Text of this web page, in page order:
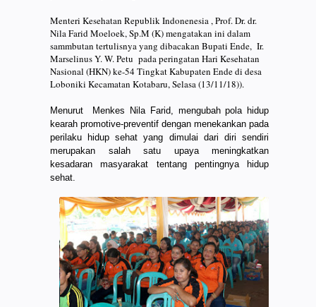
Menteri Kesehatan Republik Indonenesia , Prof. Dr. dr.
Nila Farid Moeloek, Sp.M (K) mengatakan ini dalam
sammbutan tertulisnya yang dibacakan Bupati Ende, Ir.
Marselinus Y. W. Petu pada peringatan Hari Kesehatan
Nasional (HKN) ke-54 Tingkat Kabupaten Ende di desa
Loboniki Kecamatan Kotabaru, Selasa (13/11/18)).
Menurut Menkes Nila Farid, mengubah pola hidup
kearah promotive-preventif dengan menekankan pada
perilaku hidup sehat yang dimulai dari diri sendiri
merupakan salah satu upaya meningkatkan
kesadaran masyarakat tentang pentingnya hidup
sehat.